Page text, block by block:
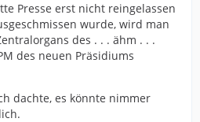
Presse erst nicht reingelassen
wurde, wird man
des . . . ähm . . .
des neuen Präsidiums
dachte, es könnte nimmer